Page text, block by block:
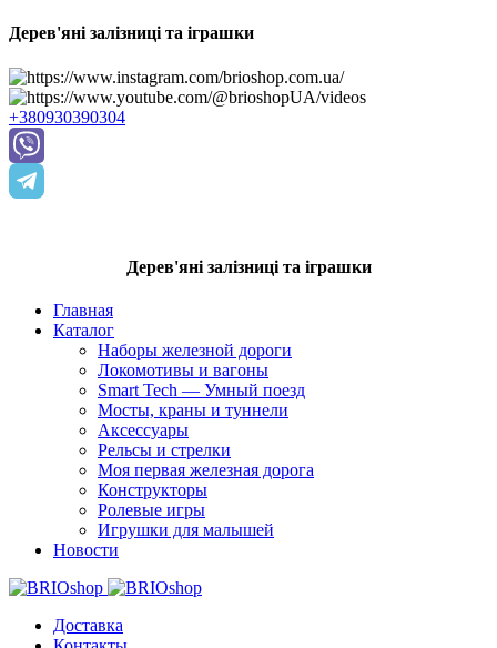
Дерев'яні залізниці та іграшки
+380930390304
Дерев'яні залізниці та іграшки
Главная
Каталог
Наборы железной дороги
Локомотивы и вагоны
Smart Tech — Умный поезд
Мосты, краны и туннели
Аксессуары
Рельсы и стрелки
Моя первая железная дорога
Конструкторы
Ролевые игры
Игрушки для малышей
Новости
Доставка